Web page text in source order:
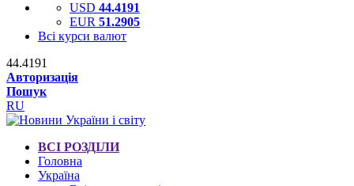
USD 44.4191
EUR 51.2905
Всі курси валют
44.4191
Авторизація
Пошук
RU
ВСІ РОЗДІЛИ
Головна
Україна